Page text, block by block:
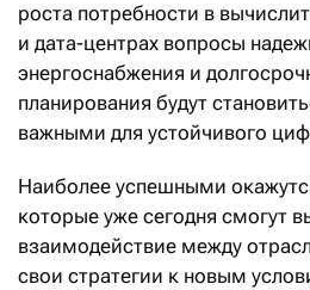
роста потребности в
и дата-центрах вопросы
энергоснабжения и
планирования будут
важными для устойчивого
Наиболее успешными
которые уже сегодня смогут
взаимодействие между
свои стратегии к новым